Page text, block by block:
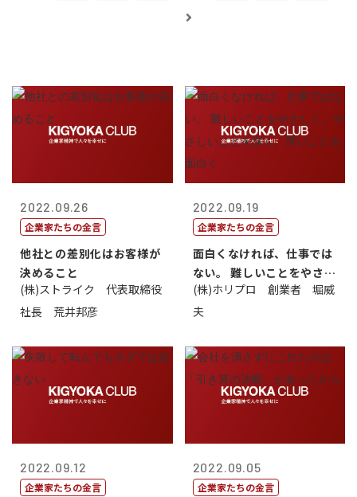
2022.09.26
企業家たちの金言
他社との差別化はお客様が
決めること
(株)ストライク 代表取締役
社長 荒井邦彦
2022.09.19
企業家たちの金言
面白くなければ、仕事では
ない。 難しいことをやさし
く。やさし...
(株)ホリプロ 創業者 堀威
夫
2022.09.12
企業家たちの金言
2022.09.05
企業家たちの金言